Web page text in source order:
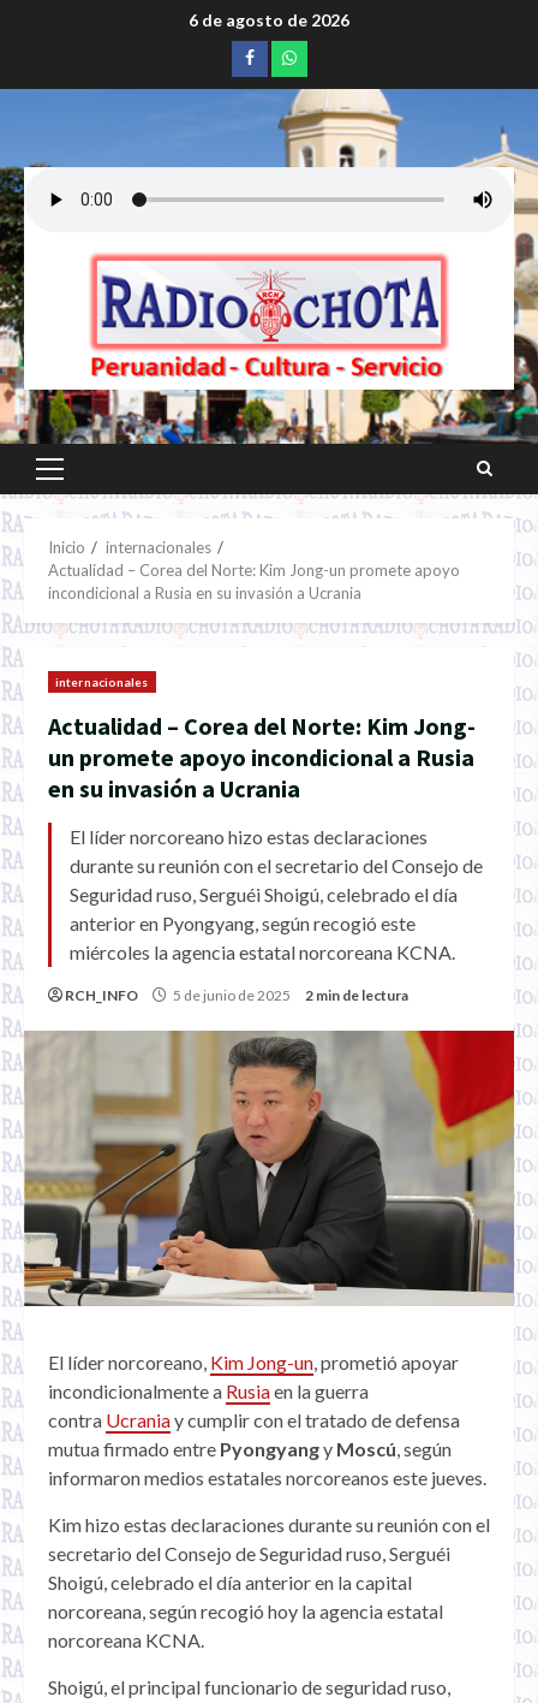
6 de agosto de 2026
Facebookwhatsapp
Menú
principal
Inicio
internacionales
Actualidad – Corea del Norte: Kim Jong-un promete apoyo
incondicional a Rusia en su invasión a Ucrania
internacionales
Actualidad – Corea del Norte: Kim Jong-
un promete apoyo incondicional a Rusia
en su invasión a Ucrania
El líder norcoreano hizo estas declaraciones
durante su reunión con el secretario del Consejo de
Seguridad ruso, Serguéi Shoigú, celebrado el día
anterior en Pyongyang, según recogió este
miércoles la agencia estatal norcoreana KCNA.
RCH_INFO 5 de junio de 2025 2 min de lectura
El líder norcoreano, Kim Jong-un, prometió apoyar
incondicionalmente a Rusiaen la guerra
contra Ucraniay cumplir con el tratado de defensa
mutua firmado entre Pyongyangy Moscú, según
informaron medios estatales norcoreanos este jueves.
Kim hizo estas declaraciones durante su reunión con el
secretario del Consejo de Seguridad ruso, Serguéi
Shoigú, celebrado el día anterior en la capital
norcoreana, según recogió hoy la agencia estatal
norcoreana KCNA.
Shoigú, el principal funcionario de seguridad ruso,